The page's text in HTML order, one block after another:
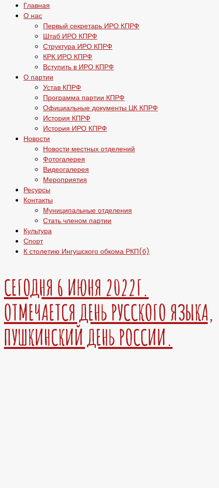
Главная
О нас
Первый секретарь ИРО КПРФ
Штаб ИРО КПРФ
Структура ИРО КПРФ
КРК ИРО КПРФ
Вступить в ИРО КПРФ
О партии
Устав КПРФ
Программа партии КПРФ
Официальные документы ЦК КПРФ
История КПРФ
История ИРО КПРФ
Новости
Новости местных отделений
Фотогалерея
Видеогалерея
Мероприятия
Ресурсы
Контакты
Муниципальные отделения
Стать членом партии
Культура
Спорт
К столетию Ингушского обкома РКП(б)
СЕГОДНЯ 6 ИЮНЯ 2022Г.
ОТМЕЧАЕТСЯ ДЕНЬ РУССКОГО ЯЗЫКА,
ПУШКИНСКИЙ ДЕНЬ РОССИИ.